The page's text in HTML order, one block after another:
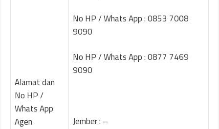
Alamat dan
No HP /
Whats App
Agen
No HP / Whats App : 0853 7008
9090
No HP / Whats App : 0877 7469
9090
Jember : –